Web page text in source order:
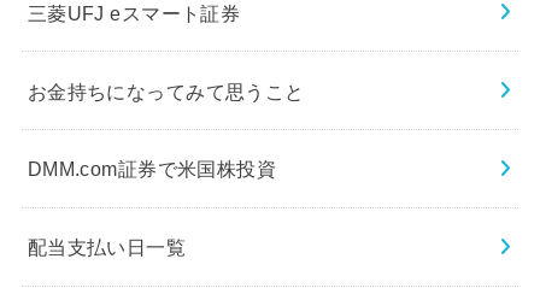
三菱UFJ eスマート証券
お金持ちになってみて思うこと
DMM.com証券で米国株投資
配当支払い日一覧